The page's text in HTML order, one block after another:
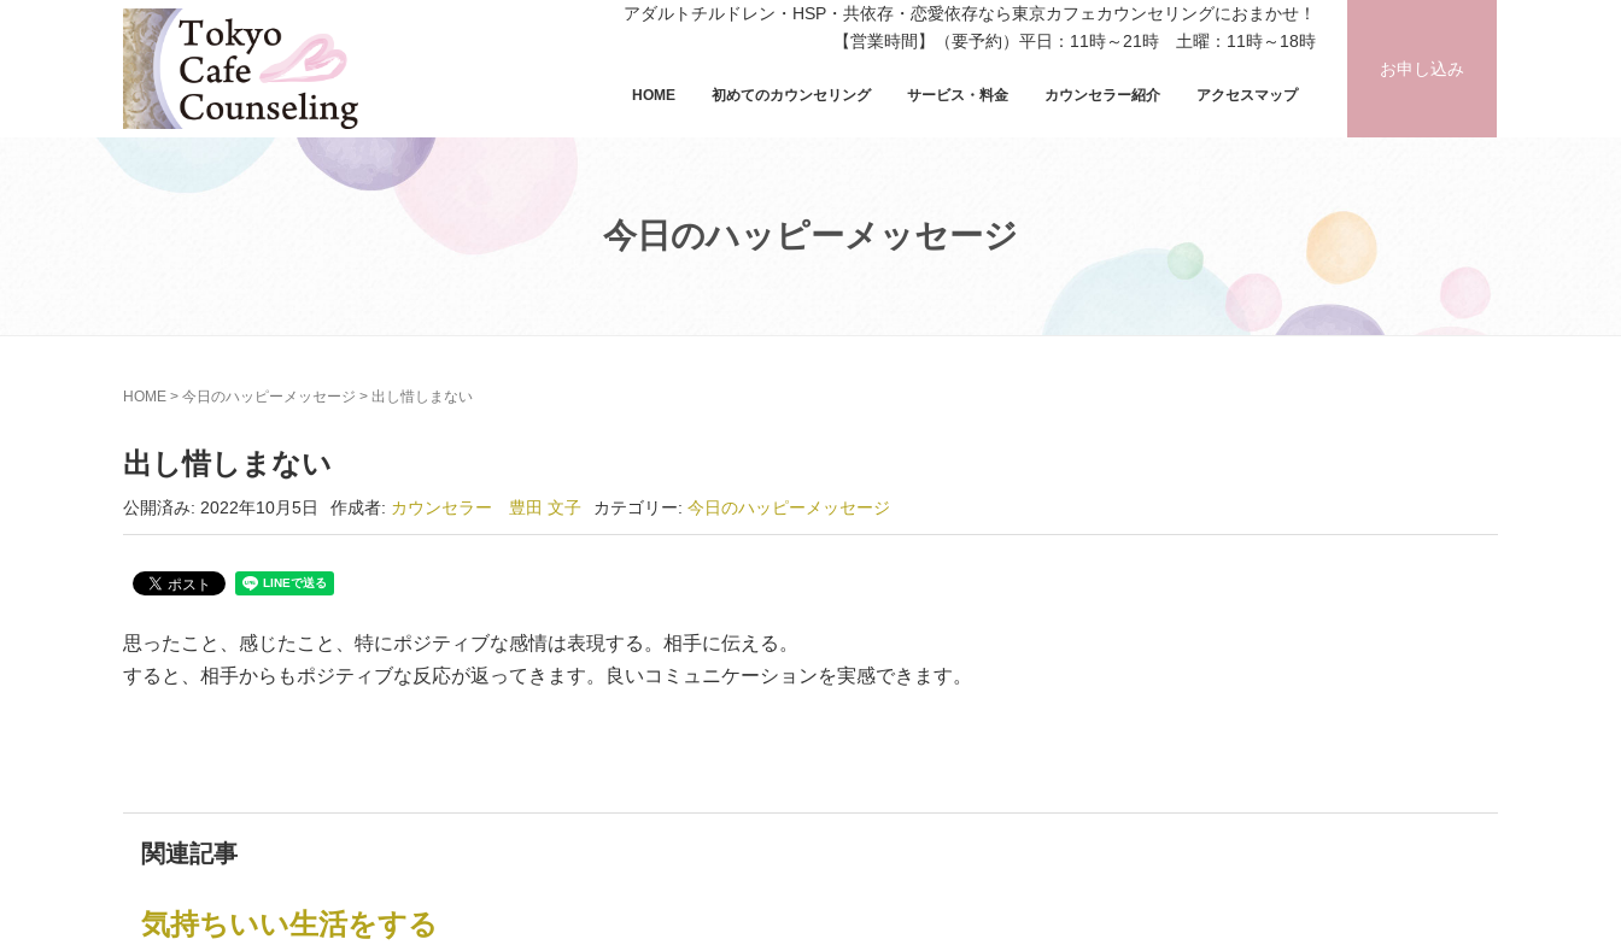
アダルトチルドレン・HSP・共依存・恋愛依存なら東京カフェカウンセリングにおまかせ！
【営業時間】（要予約）平日：11時～21時 土曜：11時～18時
HOME 初めてのカウンセリング サービス・料金 カウンセラー紹介 アクセスマップ
お申し込み
今日のハッピーメッセージ
HOME > 今日のハッピーメッセージ > 出し惜しまない
出し惜しまない
公開済み: 2022年10月5日 作成者: カウンセラー 豊田 文子 カテゴリー: 今日のハッピーメッセージ
思ったこと、感じたこと、特にポジティブな感情は表現する。相手に伝える。
すると、相手からもポジティブな反応が返ってきます。良いコミュニケーションを実感できます。
関連記事
気持ちいい生活をする